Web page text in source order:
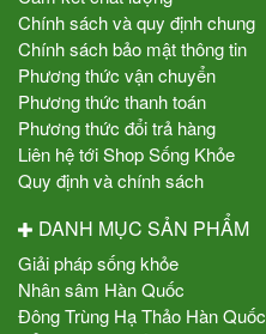
Chính sách và quy định chung
Chính sách bảo mật thông tin
Phương thức vận chuyển
Phương thức thanh toán
Phương thức đổi trả hàng
Liên hệ tới Shop Sống Khỏe
Quy định và chính sách
DANH MỤC SẢN PHẨM
Giải pháp sống khỏe
Nhân sâm Hàn Quốc
Đông Trùng Hạ Thảo Hàn Quốc